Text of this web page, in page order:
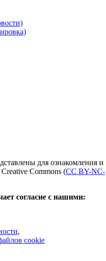
для ознакомления и
Commons (CC BY-NC-
согласие с нашими:
,
cookie